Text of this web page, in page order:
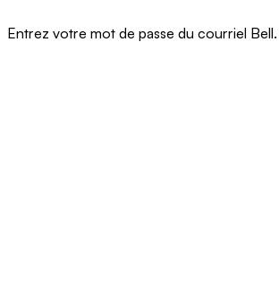
Entrez votre mot de passe du courriel Bell.